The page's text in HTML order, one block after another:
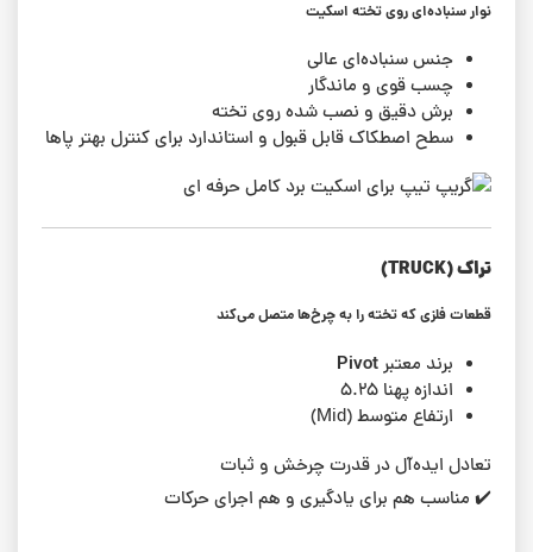
نوار سنباده‌ای روی تخته اسکیت
جنس سنباده‌ای عالی
چسب قوی و ماندگار
برش دقیق و نصب شده روی تخته
سطح اصطکاک قابل قبول و استاندارد برای کنترل بهتر پاها
تراک (TRUCK)
قطعات فلزی که تخته را به چرخ‌ها متصل می‌کند
برند معتبرPivot
اندازه پهنا ۵.۲۵
ارتفاع متوسط (Mid)
تعادل ایده‌آل در قدرت چرخش و ثبات
✔️ مناسب هم برای یادگیری و هم اجرای حرکات